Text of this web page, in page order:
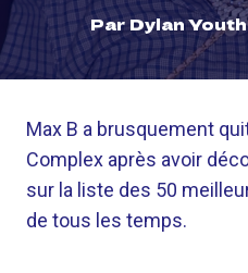
ParDylan Youth
Max B a brusquement
Complex après avoir
sur la liste des 50
de tous les temps.